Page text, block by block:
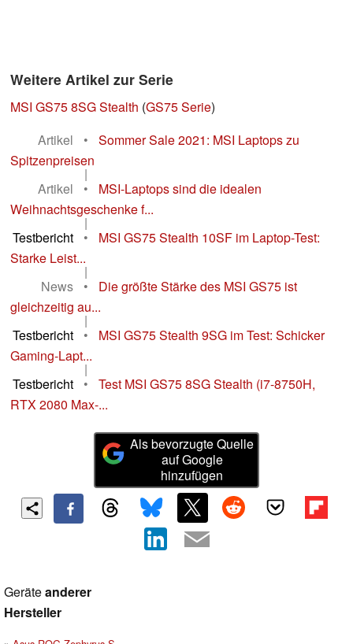
Weitere Artikel zur Serie
MSI GS75 8SG Stealth (GS75 Serie)
Artikel
•
Sommer Sale 2021: MSI Laptops zu
Spitzenpreisen
|
Artikel
•
MSI-Laptops sind die idealen
Weihnachtsgeschenke f...
|
Testbericht
•
MSI GS75 Stealth 10SF im Laptop-Test:
Starke Leist...
|
News
•
Die größte Stärke des MSI GS75 ist
gleichzeitig au...
|
Testbericht
•
MSI GS75 Stealth 9SG im Test: Schicker
Gaming-Lapt...
|
Testbericht
•
Test MSI GS75 8SG Stealth (i7-8750H,
RTX 2080 Max-...
Als bevorzugte Quelle
auf Google
hinzufügen
Geräteanderer
Hersteller